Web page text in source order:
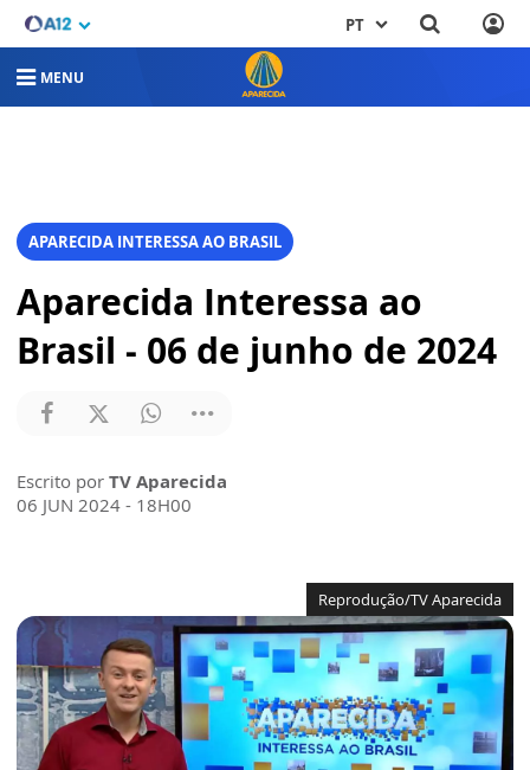
PT
MENU
APARECIDA INTERESSA AO BRASIL
Aparecida Interessa ao
Brasil - 06 de junho de 2024
Escrito por TV Aparecida
06 JUN 2024 - 18H00
Reprodução/TV Aparecida